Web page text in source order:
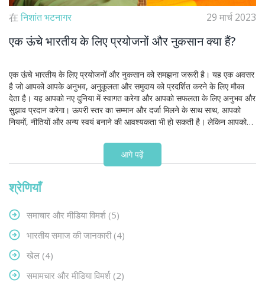
在 निशांत भटनागर 29 मार्च 2023
एक ऊंचे भारतीय के लिए प्रयोजनों और नुकसान क्या हैं?
एक ऊंचे भारतीय के लिए प्रयोजनों और नुकसान को समझना जरूरी है। यह एक अवसर
है जो आपको आपके अनुभव, अनुकूलता और समुदाय को प्रदर्शित करने के लिए मौका
देता है। यह आपको नए दुनिया में स्वागत करेगा और आपको सफलता के लिए अनुभव और
सुझाव प्रदान करेगा। ऊपरी स्तर का सम्मान और दर्जा मिलने के साथ साथ, आपको
नियमों, नीतियों और अन्य स्वयं बनाने की आवश्यकता भी हो सकती है। लेकिन आपको
आगे पढ़ें
श्रेणियाँ
समाचार और मीडिया विमर्श (5)
भारतीय समाज की जानकारी (4)
खेल (4)
समामचार और मीडिया विमर्श (2)